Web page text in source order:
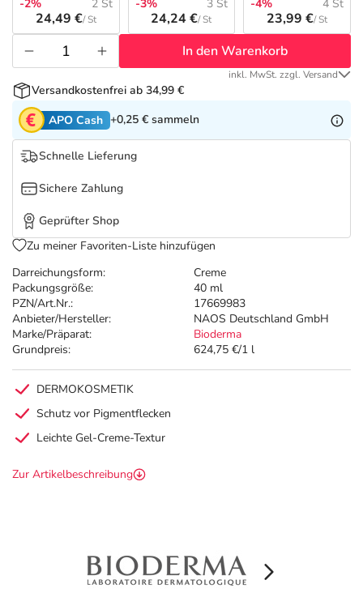
Tierapotheke
Vitamine & Mineralstoffe
Marken
Salus Deals
Darreichungsform:
Creme
Packungsgröße:
40 ml
PZN/Art.Nr.:
17669983
Anbieter/Hersteller:
NAOS Deutschland GmbH
Marke/Präparat:
Bioderma
Grundpreis:
624,75 €/1 l
-2%
2 St
24,49 €/ St
-3% 3 St
24,24 €/ St
-4% 4 St
23,99 €/ St
In den Warenkorb
inkl. MwSt. zzgl. Versand
Versandkostenfrei ab 34,99 €
APO Cash +0,25 € sammeln
Schnelle Lieferung
Sichere Zahlung
Geprüfter Shop
Zu meiner Favoriten-Liste hinzufügen
DERMOKOSMETIK
Schutz vor Pigmentflecken
Leichte Gel-Creme-Textur
Zur Artikelbeschreibung